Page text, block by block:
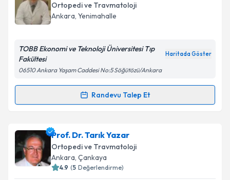
Ortopedi ve Travmatoloji
Ankara, Yenimahalle
TOBB Ekonomi ve Teknoloji Üniversitesi Tıp
Fakültesi
Haritada Göster
06510 Ankara Yaşam Caddesi No:5 Söğütözü/Ankara
Randevu Talep Et
Randevu Takvimi Talebi
Prof. Dr. Hakan Ömeroğluiçin randevu takvimi
talebi oluşturun. Size bu uzmandan randevu almanız
için bir takvim hazırlandığında e-posta ile
bilgilendireceğiz.
Prof. Dr. Tarık Yazar
Ortopedi ve Travmatoloji
Ankara, Çankaya
4.9 (5 Değerlendirme)